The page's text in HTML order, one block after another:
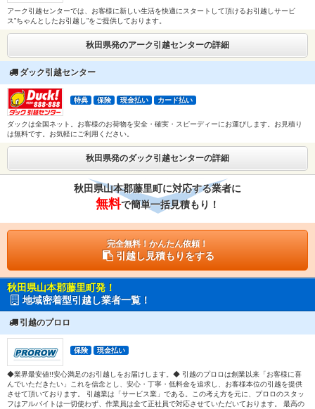
アーク引越センターでは、お客様に新しい生活を快適にスタートして頂けるお引越しサービ
ス”ちゃんとしたお引越し”をご提供しております。
秋田県発のアーク引越センターの詳細
ダック引越センター
特典 保険 現金払い カード払い
ダックは全国ネット。お客様のお荷物を安全・確実・スピーディーにお運びします。お見積り
は無料です。お気軽にご利用ください。
秋田県発のダック引越センターの詳細
秋田県山本郡藤里町に対応する業者に
無料で簡単一括見積もり！
完全無料！かんたん依頼！
引越し見積もりをする
秋田県山本郡藤里町発！
地域密着型引越し業者一覧！
引越のプロロ
保険 現金払い
◆業界最安値!!安心満足のお引越しをお届けします。◆ 引越のプロロは創業以来「お客様に喜
んでいただきたい」これを信念とし、安心・丁寧・低料金を追求し、お客様本位の引越を提供
させて頂いております。 引越業は「サービス業」である。この考え方を元に、プロロのスタッ
フはアルバイトは一切使わず、作業員は全て正社員で対応させていただいております。 最高の